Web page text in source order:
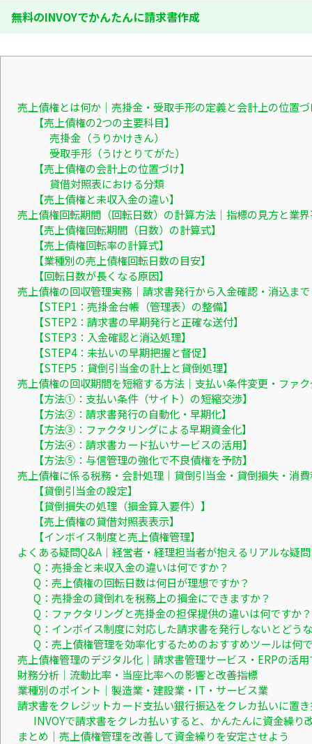
無料のINVOYでかんたんに請求書作成
売上債権とは何か｜売掛金・受取手形の定義と会計上の位置
【売上債権の2つの主要科目】
売掛金（うりかけきん）
受取手形（うけとりてがた）
【売上債権の会計上の位置づけ】
貸借対照表における分類
【売上債権と未収入金の違い】
売上債権回転期間（回転日数）の計算方法｜指標の見方と業
【売上債権回転期間（日数）の計算式】
【売上債権回転率の計算式】
【業種別の売上債権回転日数の目安】
【回転日数が長くなる原因】
売上債権の回収管理実務｜請求書発行から入金確認・消込まで
【STEP1：売掛金台帳（管理表）の整備】
【STEP2：請求書の早期発行と正確な送付】
【STEP3：入金確認と消込処理】
【STEP4：未払いの早期把握と督促】
【STEP5：貸倒引当金の計上と貸倒処理】
売上債権の回収期間を短縮する方法｜支払い条件変更・ファ
【方法①：支払い条件（サイト）の短縮交渉】
【方法②：請求書発行の自動化・早期化】
【方法③：ファクタリングによる早期資金化】
【方法④：請求書カード払いサービスの活用】
【方法⑤：与信管理の強化で不良債権を予防】
売上債権に係る税務・会計処理｜貸倒引当金・貸倒損失・消
【貸倒引当金の設定】
【貸倒損失の処理（損金算入要件）】
【売上債権の貸借対照表表示】
【インボイス制度と売上債権管理】
よくある疑問Q&A｜経営者・経理担当者が抱えるリアルな疑
Q：売掛金と未収入金の違いは何ですか？
Q：売上債権の回転日数は何日が理想ですか？
Q：売掛金の貸倒れを税務上の損金にできますか？
Q：ファクタリングと売掛金の担保提供の違いは何ですか？
Q：インボイス制度に対応した請求書を発行しないとどう
Q：売上債権管理を効率化するためのおすすめツールは何
売上債権管理のデジタル化｜請求書管理サービス・ERPの活
財務分析｜流動比率・当座比率への影響と改善指標
業種別のポイント｜製造業・建設業・IT・サービス業
請求書をクレジットカード支払い銀行振込をクレカ払いに置
INVOYで請求書をクレカ払いすると、かんたんに資金繰り
まとめ｜売上債権管理を改善して資金繰りを安定させよう